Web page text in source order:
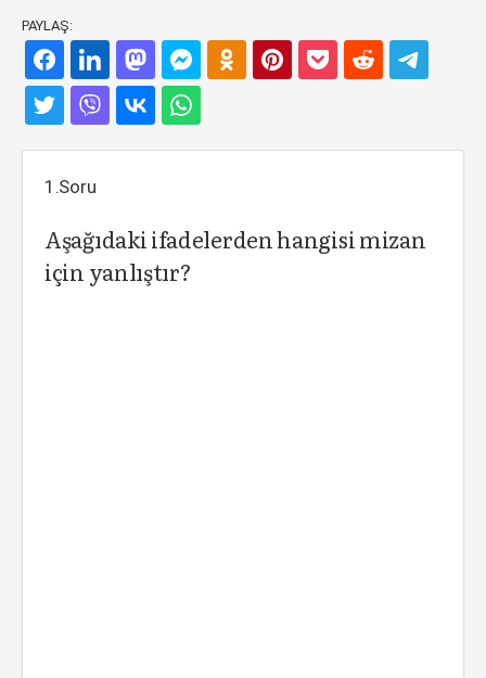
PAYLAŞ:
1.Soru
Aşağıdaki ifadelerden hangisi mizan
için yanlıştır?